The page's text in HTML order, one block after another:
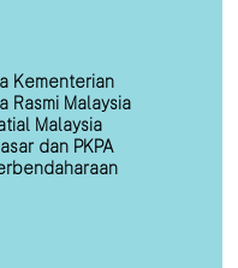
Kementerian
Rasmi Malaysia
Malaysia
dan PKPA